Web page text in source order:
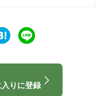
りに登録